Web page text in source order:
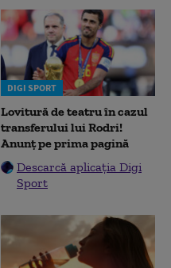
DIGI SPORT
Lovitură de teatru în cazul
transferului lui Rodri!
Anunț pe prima pagină
Descarcă aplicația Digi
Sport